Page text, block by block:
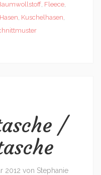
, Fleece,
, Kuschelhasen,
/
2012 von Stephanie